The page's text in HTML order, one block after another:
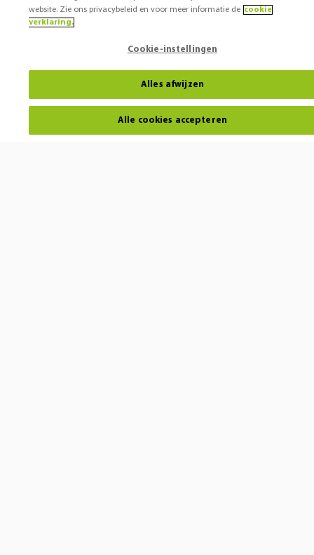
website. Zie ons privacybeleid en voor meer informatie de cookie
verklaring.
Cookie-instellingen
Alles afwijzen
Alle cookies accepteren